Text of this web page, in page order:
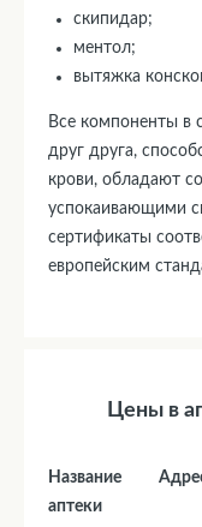
скипидар;
ментол;
вытяжка
Все компоненты в
друг друга,
крови, обладают
успокаивающими
сертификаты
европейским
Цены в
Название
аптеки